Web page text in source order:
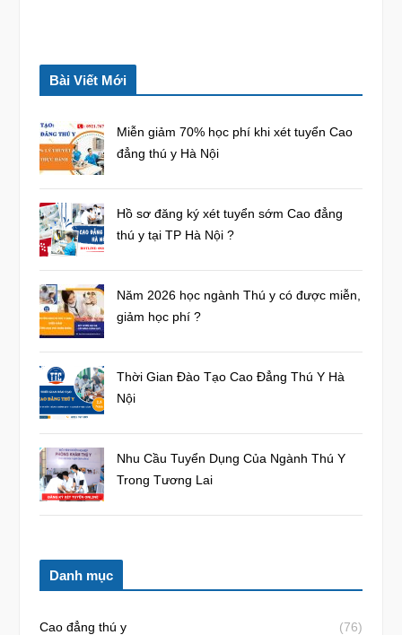
Bài Viết Mới
Miễn giảm 70% học phí khi xét tuyển Cao
đẳng thú y Hà Nội
Hồ sơ đăng ký xét tuyển sớm Cao đẳng
thú y tại TP Hà Nội ?
Năm 2026 học ngành Thú y có được miễn,
giảm học phí ?
Thời Gian Đào Tạo Cao Đẳng Thú Y Hà
Nội
Nhu Cầu Tuyển Dụng Của Ngành Thú Y
Trong Tương Lai
Danh mục
Cao đẳng thú y (76)